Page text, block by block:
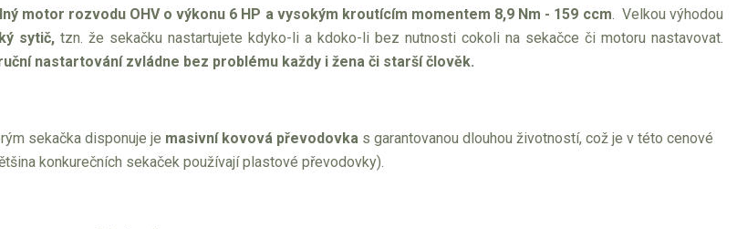
motor rozvodu OHV o výkonu 6 HP a vysokým kroutícím momentem 8,9 Nm - 159 ccm. Velkou výhodou
sytič, tzn. že sekačku nastartujete kdyko-li a kdoko-li bez nutnosti cokoli na sekačce či motoru nastavovat.
nastartování zvládne bez problému každy i žena či starší člověk.
sekačka disponuje je masivní kovová převodovka s garantovanou dlouhou životností, což je v této cenové
konkurečních sekaček používají plastové převodovky).